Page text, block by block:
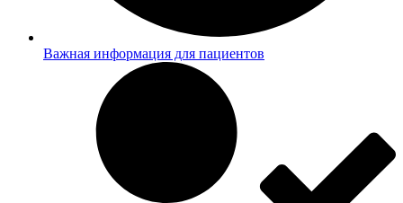
Важная информация для пациентов